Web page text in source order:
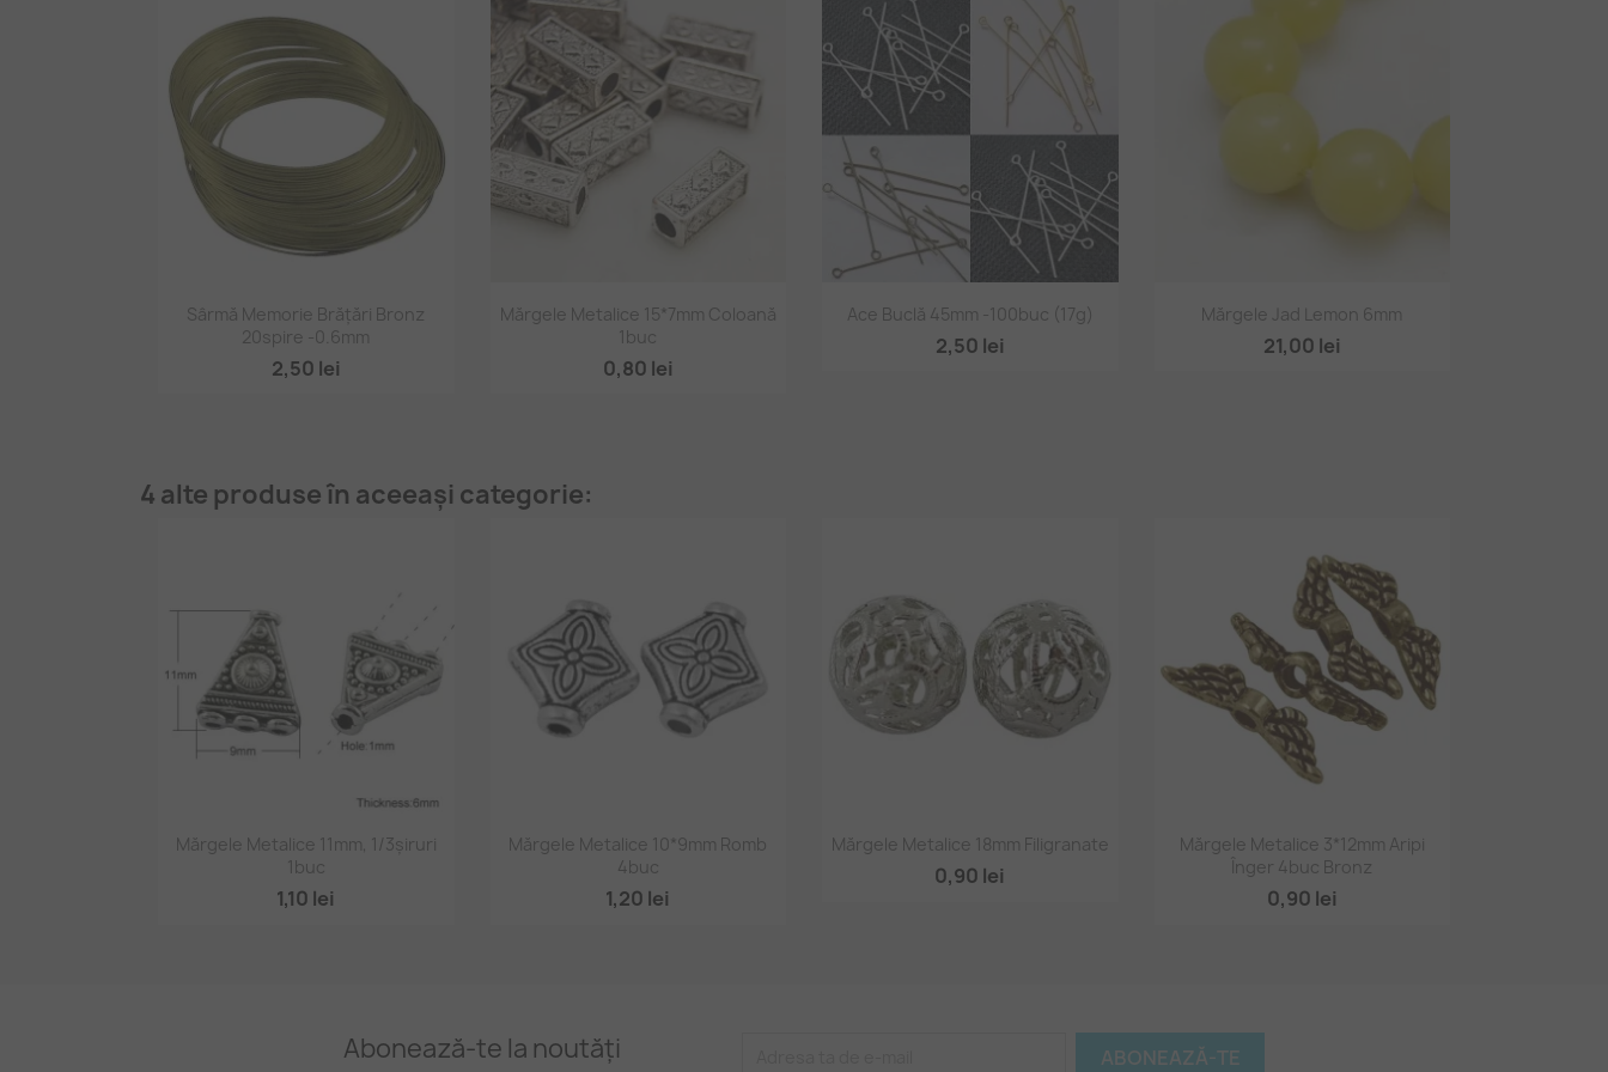
Vizualizare rapidă
Sârmă Memorie Brățări Bronz
20spire -0.6mm
2,50 lei
 Vizualizare rapidă
Mărgele Metalice 15*7mm Coloană
1buc
0,80 lei
 Vizualizare rapidă
Ace Buclă 45mm -100buc (17g)
2,50 lei
Vizualizare rapidă
Mărgele Jad Lemon 6mm
21,00 lei
4 alte produse în aceeași categorie:
Vizualizare rapidă
Mărgele Metalice 11mm, 1/3șiruri
1buc
1,10 lei
Vizualizare rapidă
Mărgele Metalice 10*9mm Romb
4buc
1,20 lei
 Vizualizare rapidă
Mărgele Metalice 18mm Filigranate
0,90 lei
Vizualizare rapidă
Mărgele Metalice 3*12mm Aripi
Înger 4buc Bronz
0,90 lei
Abonează-te la noutăți